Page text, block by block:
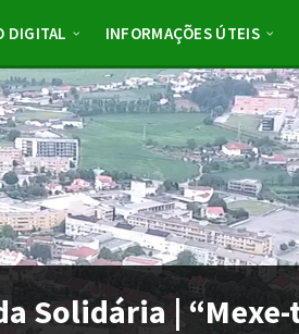
DIGITAL INFORMAÇÕES ÚTEIS
Solidária |